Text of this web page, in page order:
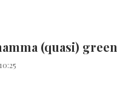
(quasi) green